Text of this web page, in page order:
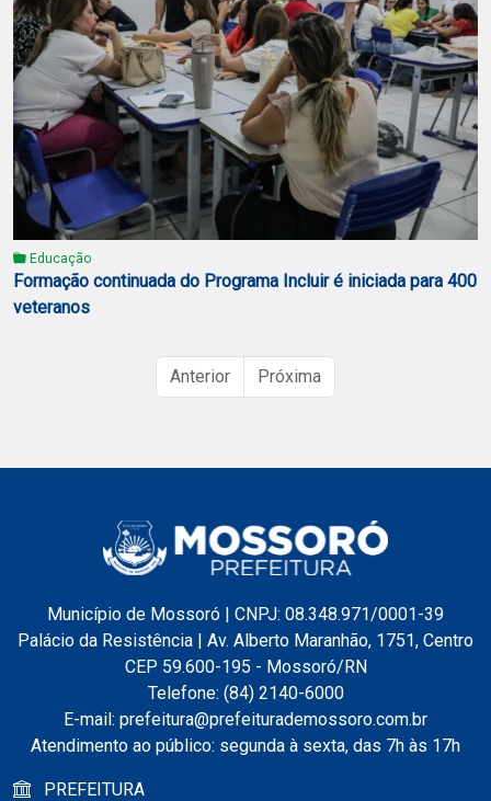
Educação
Formação continuada do Programa Incluir é iniciada para 400
veteranos
Anterior Próxima
Município de Mossoró | CNPJ: 08.348.971/0001-39
Palácio da Resistência | Av. Alberto Maranhão, 1751, Centro
CEP 59.600-195 - Mossoró/RN
Telefone: (84) 2140-6000
E-mail: prefeitura@prefeiturademossoro.com.br
Atendimento ao público: segunda à sexta, das 7h às 17h
PREFEITURA